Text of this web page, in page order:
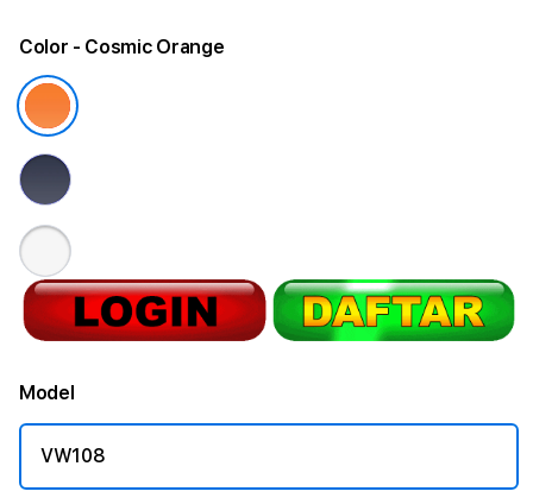
Color - Cosmic Orange
Model
VW108